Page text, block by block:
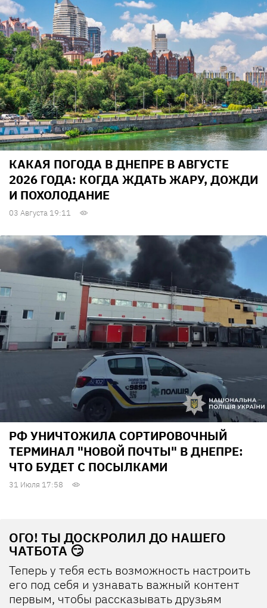
КАКАЯ ПОГОДА В ДНЕПРЕ В АВГУСТЕ
2026 ГОДА: КОГДА ЖДАТЬ ЖАРУ, ДОЖДИ
И ПОХОЛОДАНИЕ
03 Августа 19:11
РФ УНИЧТОЖИЛА СОРТИРОВОЧНЫЙ
ТЕРМИНАЛ "НОВОЙ ПОЧТЫ" В ДНЕПРЕ:
ЧТО БУДЕТ С ПОСЫЛКАМИ
31 Июля 17:58
ОГО! ТЫ ДОСКРОЛИЛ ДО НАШЕГО
ЧАТБОТА 😏
Теперь у тебя есть возможность настроить
его под себя и узнавать важный контент
первым, чтобы рассказывать друзьям